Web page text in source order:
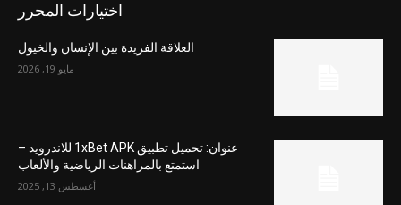
اختيارات المحرر
العلاقة الفريدة بين الإنسان والخيول
مايو 19, 2026
عنوان: تحميل تطبيق 1xBet APK للاندرويد –
استمتع بالمراهنات الرياضية والألعاب
أغسطس 13, 2025